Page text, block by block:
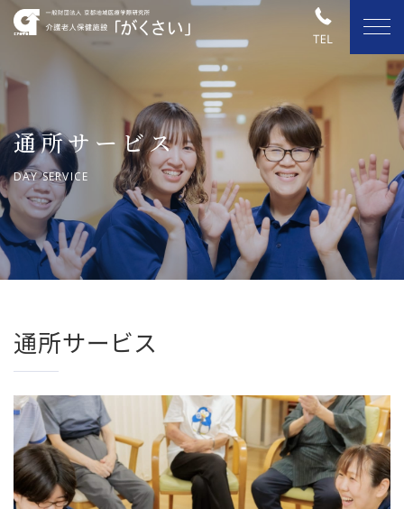
通所サービス
DAY SERVICE
通所サービス